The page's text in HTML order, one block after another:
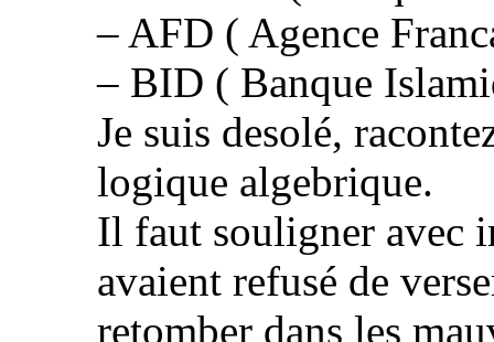
– AFD ( Agence
– BID ( Banque
Je suis desolé,
logique algebrique.
Il faut souligner avec
avaient refusé de
retomber dans les